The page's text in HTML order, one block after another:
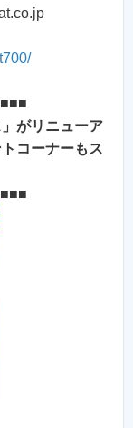
がリニューア
コーナーもス